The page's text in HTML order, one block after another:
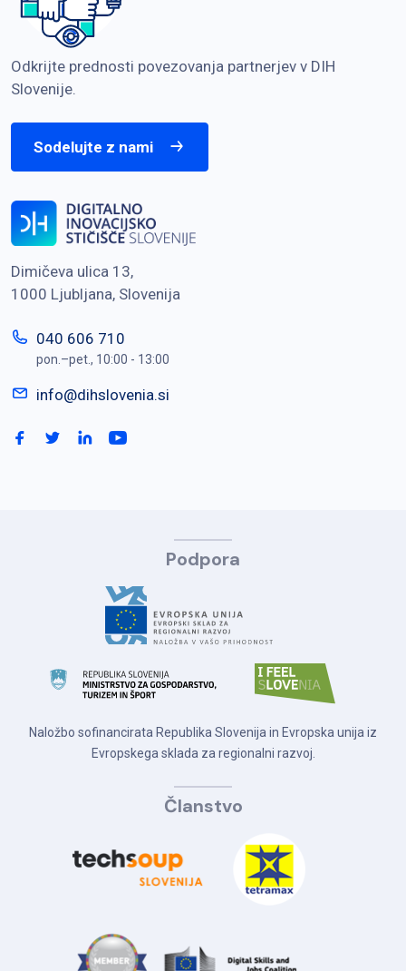
Odkrijte prednosti povezovanja partnerjev v DIH
Slovenije.
Sodelujte z nami
Dimičeva ulica 13,
1000 Ljubljana, Slovenija
040 606 710
pon.–pet., 10:00 - 13:00
info@dihslovenia.si
Podpora
Naložbo sofinancirata Republika Slovenija in Evropska unija iz
Evropskega sklada za regionalni razvoj.
Članstvo